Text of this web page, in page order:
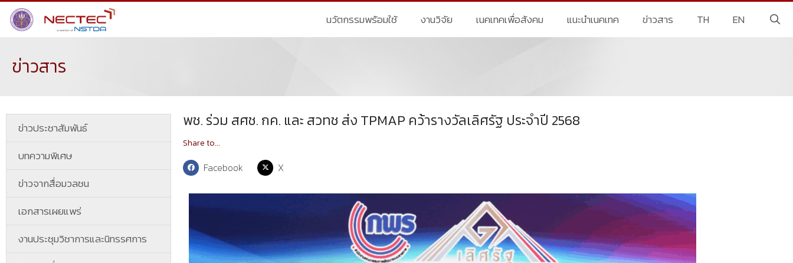
นวัตกรรมพร้อมใช้ งานวิจัย เนคเทคเพื่อสังคม แนะนำเนคเทค ข่าวสาร TH EN
ข่าวสาร
ข่าวประชาสัมพันธ์
บทความพิเศษ
ข่าวจากสื่อมวลชน
เอกสารเผยแพร่
งานประชุมวิชาการและนิทรรศการ
พช. ร่วม สศช. กค. และ สวทช ส่ง TPMAP คว้ารางวัลเลิศรัฐ ประจำปี 2568
Share to...
Facebook X